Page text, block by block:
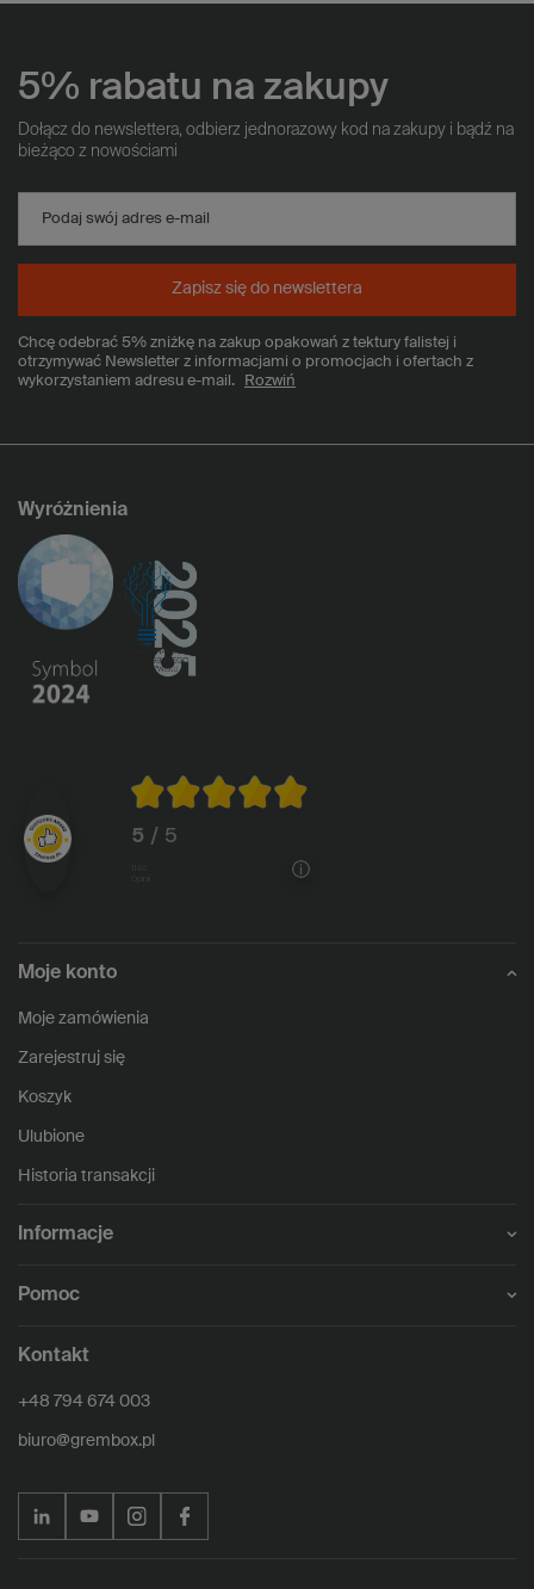
5% rabatu na zakupy
Dołącz do newslettera, odbierz jednorazowy kod na zakupy i bądź na
bieżąco z nowościami
Podaj swój adres e-mail
Chcę odebrać 5% zniżkę na zakup opakowań z tektury falistej i
otrzymywać Newsletter z informacjami o promocjach i ofertach z
wykorzystaniem adresu e-mail.
Rozwiń
Zapisz się do newslettera
Wyróżnienia
5 / 5
Moje konto
Moje zamówienia
Zarejestruj się
Koszyk
Ulubione
Historia transakcji
Informacje
Pomoc
Kontakt
+48 794 674 003
biuro@grembox.pl